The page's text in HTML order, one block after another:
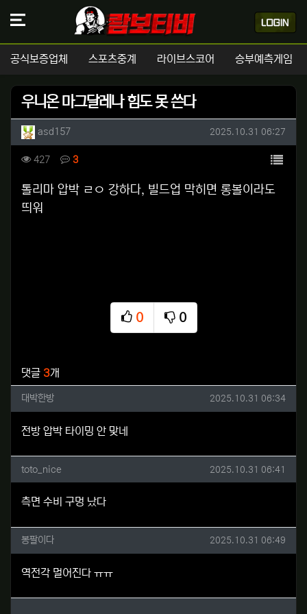
공식보증업체 스포츠중계 라이브스코어 승부예측게임
우니온 마그달레나 힘도 못 쓴다
작성자 정보
asd157작성 작성일
2025.10.31 06:27
컨텐츠 정보
427조회 3댓글 목록
본문
톨리마 압박 ㄹㅇ 강하다, 빌드업 막히면 롱볼이라도
띄워
0
추천
0
비추천
댓글 3개
대박한방님의 댓글
대박한방 작성일
2025.10.31 06:34
전방 압박 타이밍 안 맞네
toto_nice님의 댓글
toto_nice 작성일
2025.10.31 06:41
측면 수비 구멍 났다
봉팔이다님의 댓글
봉팔이다 작성일
2025.10.31 06:49
역전각 멀어진다 ㅠㅠ